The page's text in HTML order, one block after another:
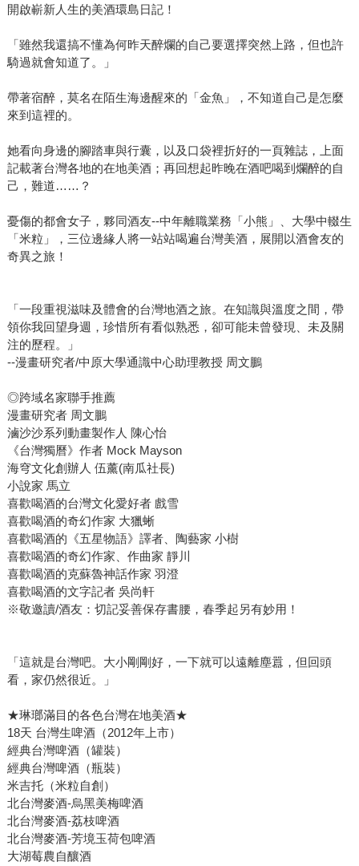
開啟嶄新人生的美酒環島日記！
「雖然我還搞不懂為何昨天醉爛的自己要選擇突然上路，但也許
騎過就會知道了。」
帶著宿醉，莫名在陌生海邊醒來的「金魚」，不知道自己是怎麼
來到這裡的。
她看向身邊的腳踏車與行囊，以及口袋裡折好的一頁雜誌，上面
記載著台灣各地的在地美酒；再回想起昨晚在酒吧喝到爛醉的自
己，難道……？
憂傷的都會女子，夥同酒友--中年離職業務「小熊」、大學中輟生
「米粒」，三位邊緣人將一站站喝遍台灣美酒，展開以酒會友的
奇異之旅！
「一段重視滋味及體會的台灣地酒之旅。在知識與溫度之間，帶
領你我回望身週，珍惜所有看似熟悉，卻可能未曾發現、未及關
注的歷程。」
--漫畫研究者/中原大學通識中心助理教授 周文鵬
◎跨域名家聯手推薦
漫畫研究者 周文鵬
滷沙沙系列動畫製作人 陳心怡
《台灣獨曆》作者 Mock Mayson
海穹文化創辦人 伍薰(南瓜社長)
小說家 馬立
喜歡喝酒的台灣文化愛好者 戲雪
喜歡喝酒的奇幻作家 大獵蜥
喜歡喝酒的《五星物語》譯者、陶藝家 小樹
喜歡喝酒的奇幻作家、作曲家 靜川
喜歡喝酒的克蘇魯神話作家 羽澄
喜歡喝酒的文字記者 吳尚軒
※敬邀讀/酒友：切記妥善保存書腰，春季起另有妙用！
「這就是台灣吧。大小剛剛好，一下就可以遠離塵囂，但回頭
看，家仍然很近。」
★琳瑯滿目的各色台灣在地美酒★
18天 台灣生啤酒（2012年上市）
經典台灣啤酒（罐裝）
經典台灣啤酒（瓶裝）
米吉托（米粒自創）
北台灣麥酒-烏黑美梅啤酒
北台灣麥酒-荔枝啤酒
北台灣麥酒-芳境玉荷包啤酒
大湖莓農自釀酒